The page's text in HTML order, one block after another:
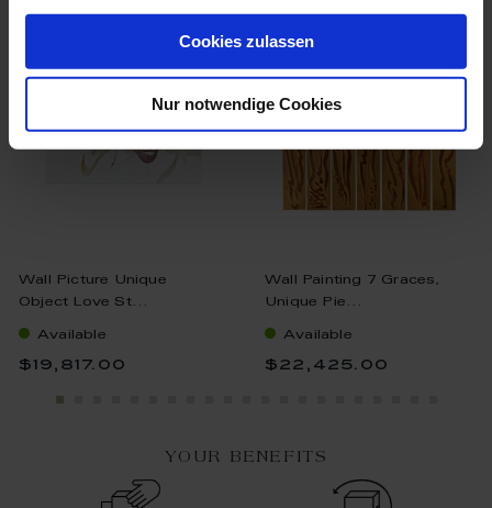
Cookies zulassen
Nur notwendige Cookies
Wall Picture Unique
Object Love St...
Available
$19,817.00
Wall Painting 7 Graces,
Unique Pie...
Available
$22,425.00
YOUR BENEFITS